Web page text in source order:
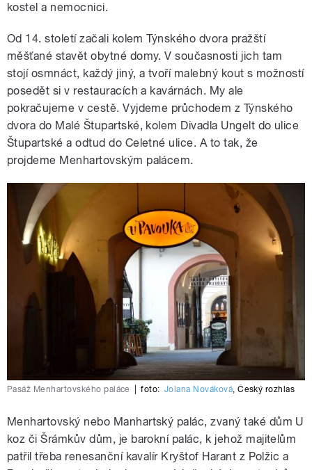
kostel a nemocnici.
Od 14. století začali kolem Týnského dvora pražští
měšťané stavět obytné domy. V současnosti jich tam
stojí osmnáct, každý jiný, a tvoří malebný kout s možností
posedět si v restauracích a kavárnách. My ale
pokračujeme v cestě. Vyjdeme průchodem z Týnského
dvora do Malé Štupartské, kolem Divadla Ungelt do ulice
Štupartské a odtud do Celetné ulice. A to tak, že
projdeme Menhartovským palácem.
Pasáž Menhartovského paláce foto: Jolana Nováková ,Český rozhlas
Menhartovský nebo Manhartský palác, zvaný také dům U
koz či Šrámkův dům, je barokní palác, k jehož majitelům
patřil třeba renesanční kavalír Kryštof Harant z Polžic a